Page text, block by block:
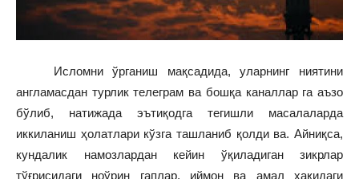
Исломни ўрганиш мақсадида, уларнинг ниятини
англамасдан турлик телеграм ва бошқа каналлар га аъзо
бўлиб, натижада эътиқодга тегишли масалаларда
иккиланиш ҳолатлари кўзга ташланиб қолди ва. Айниқса,
кундалик намозлардан кейин ўқиладиган зикрлар
тўғрисидаги ноўрин гаплар, иймон ва амал ҳақидаги